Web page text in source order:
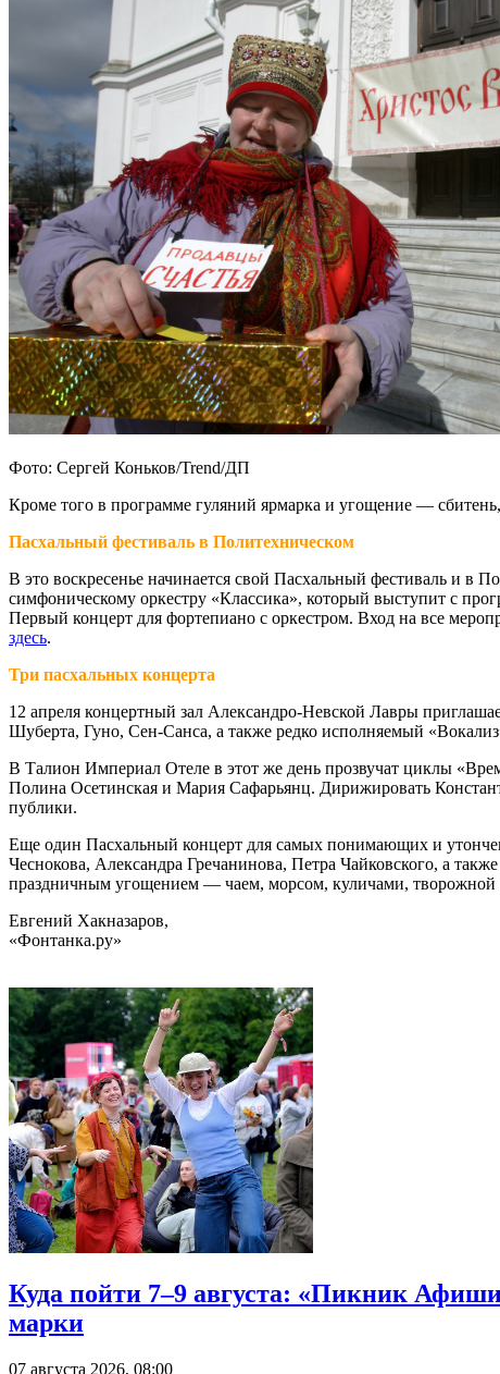
Фото: Сергей Коньков/Trend/ДП
Кроме того в программе гуляний ярмарка и угощение —
Пасхальный фестиваль в Политехническом
В это воскресенье начинается свой Пасхальный фестиваль и в
симфоническому оркестру «Классика», который выступит с
Первый концерт для фортепиано с оркестром. Вход на все
здесь.
Три пасхальных концерта
12 апреля концертный зал Александро-Невской Лавры
Шуберта, Гуно, Сен-Санса, а также редко исполняемый
В Талион Империал Отеле в этот же день прозвучат циклы
Полина Осетинская и Мария Сафарьянц. Дирижировать
публики.
Еще один Пасхальный концерт для самых понимающих и
Чеснокова, Александра Гречанинова, Петра Чайковского, а
праздничным угощением — чаем, морсом, куличами,
Евгений Хакназаров,
«Фонтанка.ру»
Куда пойти 7–9 августа: «Пикник
марки
07 августа 2026, 08:00